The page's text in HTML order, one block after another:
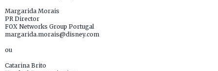
Margarida Morais
PR Director
FOX Networks Group Portugal
margarida.morais@disney.com
ou
Catarina Brito